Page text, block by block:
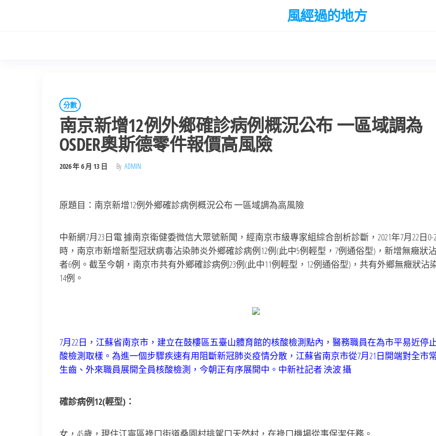
風經過的地方
分數
南京新增12例外鄉確診病例概況公布 一區域調為
OSDER奧斯德零件報價高風險
2026 年 6 月 13 日 By ADMIN
原題目：南京新增12例外鄉確診病例概況公布 一區域調為高風險
中新網7月23日電 據南京衛健委微信大眾號新聞，經南京市級專家組綜合剖析診斷，2021年7月22日0-
時，南京市新增新型冠狀病毒沾染肺炎外鄉確診病例12例(此中5例輕型，7例通俗型)，新增無癥狀
者6例。截至今朝，南京市共有外鄉確診病例23例(此中11例輕型，12例通俗型)，共有外鄉無癥狀沾
14例。
7月22日，江蘇省南京市，建立在鼓樓區五臺山體育館的核酸檢測點內，醫務職員在為市平易近停
酸檢測取樣。為進一個步驟疾速有用阻斷新冠肺炎疫情分散，江蘇省南京市從7月21日開端對全市
生齒、外來職員展開全員核酸檢測，今朝正有序展開中。中新社記者 泱波 攝
確診病例12(輕型)：
女，45歲，現住江寧區祿口街道桑園村排駕口天然村，在祿口機場從事保潔任務。